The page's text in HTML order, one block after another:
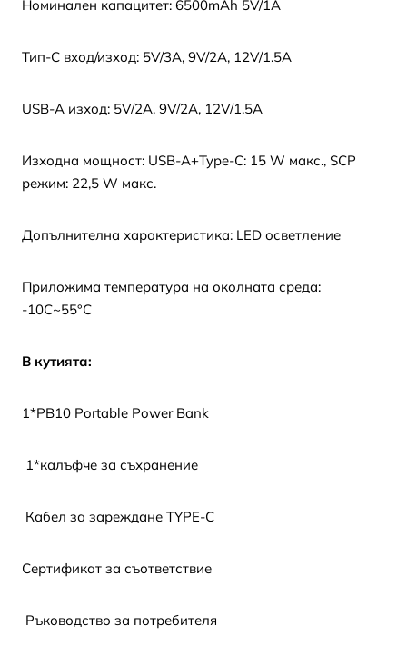
Номинален капацитет: 6500mAh 5V/1A
Тип-C вход/изход: 5V/3A, 9V/2A, 12V/1.5A
USB-A изход: 5V/2A, 9V/2A, 12V/1.5A
Изходна мощност: USB-A+Type-C: 15 W макс., SCP
режим: 22,5 W макс.
Допълнителна характеристика: LED осветление
Приложима температура на околната среда:
-10C~55°C
В кутията:
1*PB10 Portable Power Bank
1*калъфче за съхранение
Кабел за зареждане TYPE-C
Сертификат за съответствие
Ръководство за потребителя